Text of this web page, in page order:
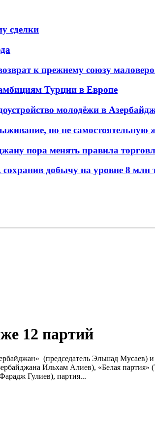
сделки
к прежнему союзу
Турции в Европе
молодёжи в
но не самостоятельную
пора менять правила
добычу на уровне 8 млн
12 партий
(председатель Эльшад Мусаев)
Ильхам Алиев), «Белая партия»
Гулиев), партия...